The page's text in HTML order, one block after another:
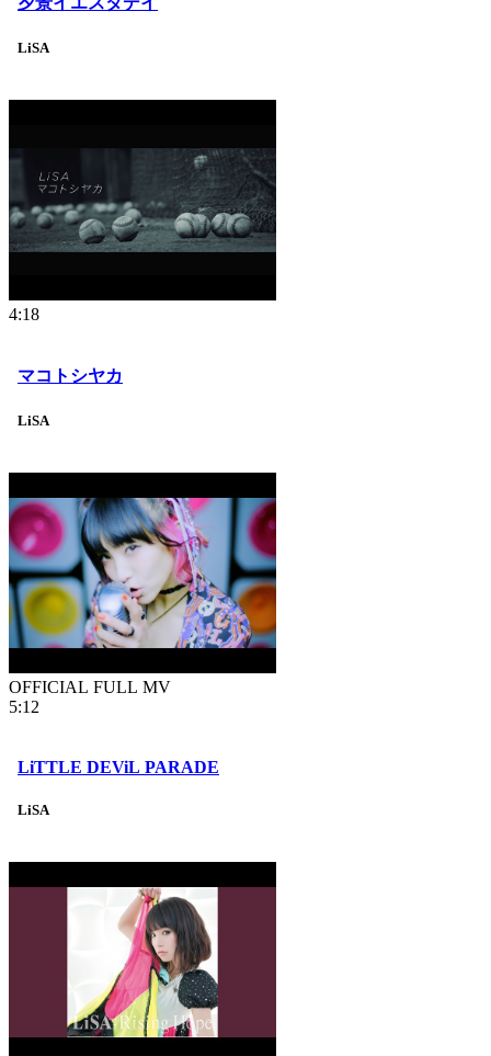
LiSA
4:18
マコトシヤカ
LiSA
OFFICIAL FULL MV
5:12
LiTTLE DEViL PARADE
LiSA